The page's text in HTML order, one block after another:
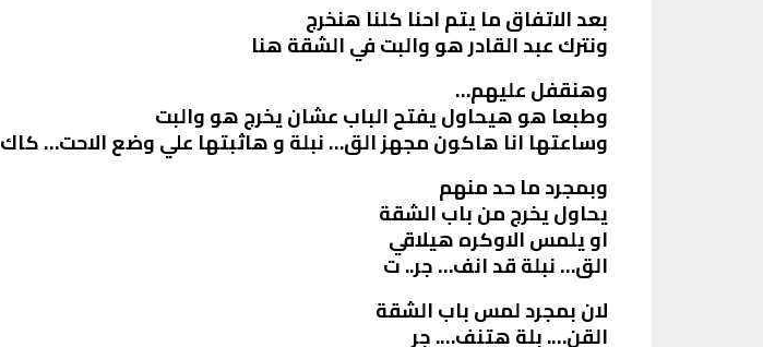
بعد الاتفاق ما يتم احنا كلنا هنخرج
ونترك عبد القادر هو والبت في الشقة هنا
وهنقفل عليهم…
وطبعا هو هيحاول يفتح الباب عشان يخرج هو والبت
وساعتها انا هاكون مجهز الق… نبلة و هاثبتها علي وضع الاحت… كاك
وبمجرد ما حد منهم
يحاول يخرج من باب الشقة
او يلمس الاوكره هيلاقي
الق… نبلة قد انف… جر.. ت
لان بمجرد لمس باب الشقة
القن…. بلة هتنف…. جر